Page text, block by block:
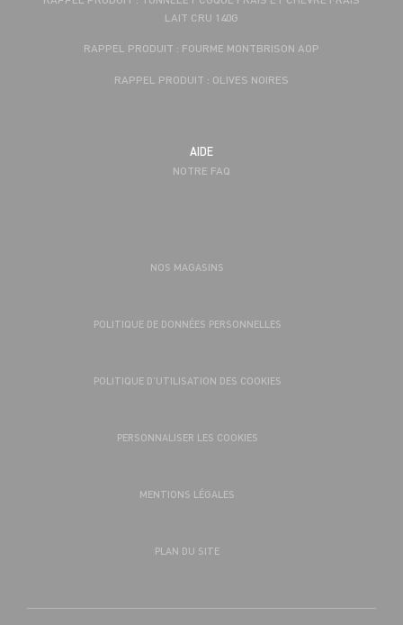
LAIT CRU 140G
RAPPEL PRODUIT : FOURME MONTBRISON AOP
RAPPEL PRODUIT : OLIVES NOIRES
AIDE
NOTRE FAQ
NOS MAGASINS
POLITIQUE DE DONNÉES PERSONNELLES
POLITIQUE D’UTILISATION DES COOKIES
PERSONNALISER LES COOKIES
MENTIONS LÉGALES
PLAN DU SITE